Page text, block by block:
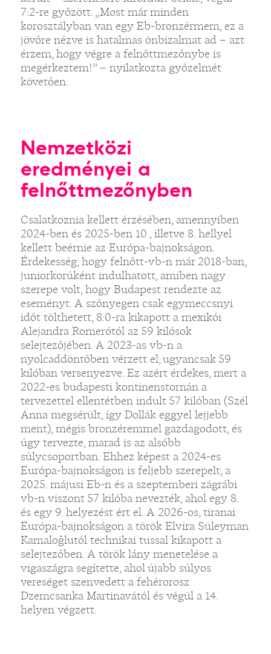
7:2-re győzött. „Most már minden
korosztályban van egy Eb-bronzérmem, ez a
jövőre nézve is hatalmas önbizalmat ad – azt
érzem, hogy végre a felnőttmezőnybe is
megérkeztem!” – nyilatkozta győzelmét
követően.
Nemzetközi
eredményei a
felnőttmezőnyben
Csalatkoznia kellett érzésében, amennyiben
2024-ben és 2025-ben 10., illetve 8. hellyel
kellett beérnie az Európa-bajnokságon.
Érdekesség, hogy felnőtt-vb-n már 2018-ban,
juniorkorúként indulhatott, amiben nagy
szerepe volt, hogy Budapest rendezte az
eseményt. A szőnyegen csak egymeccsnyi
időt tölthetett, 8:0-ra kikapott a mexikói
Alejandra Romerótól az 59 kilósok
selejtezőjében. A 2023-as vb-n a
nyolcaddöntőben vérzett el, ugyancsak 59
kilóban versenyezve. Ez azért érdekes, mert a
2022-es budapesti kontinenstornán a
tervezettel ellentétben indult 57 kilóban (Szél
Anna megsérült, így Dollák eggyel lejjebb
ment), mégis bronzéremmel gazdagodott, és
úgy tervezte, marad is az alsóbb
súlycsoportban. Ehhez képest a 2024-es
Európa-bajnokságon is feljebb szerepelt, a
2025. májusi Eb-n és a szeptemberi zágrábi
vb-n viszont 57 kilóba nevezték, ahol egy 8.
és egy 9. helyezést ért el. A 2026-os, tiranai
Európa-bajnokságon a török Elvira Süleyman
Kamaloğlutól technikai tussal kikapott a
selejtezőben. A török lány menetelése a
vigaszágra segítette, ahol újabb súlyos
vereséget szenvedett a fehérorosz
Dzemcsanka Martinavától és végül a 14.
helyen végzett.